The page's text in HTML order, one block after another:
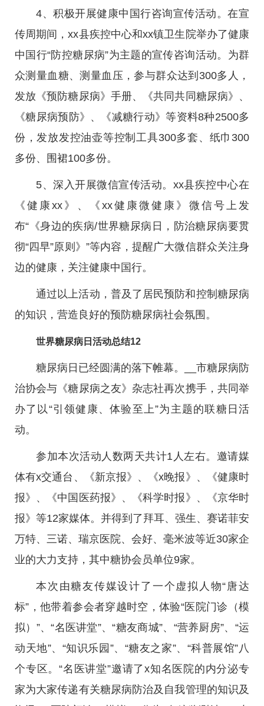
4、积极开展健康中国行咨询宣传活动。在宣
传周期间，xx县疾控中心和xx镇卫生院举办了健康
中国行“防控糖尿病”为主题的宣传咨询活动。为群
众测量血糖、测量血压，参与群众达到300多人，
发放《预防糖尿病》手册、《共同共同糖尿病》、
《糖尿病预防》、《减糖行动》等资料8种2500多
份，发放发控油壶等控制工具300多套、纸巾300
多份、围裙100多份。
5、深入开展微信宣传活动。xx县疾控中心在
《健康xx》、《xx健康微健康》微信号上发
布“《身边的疾病/世界糖尿病日，防治糖尿病要贯
彻“四早”原则》”等内容，提醒广大微信群众关注身
边的健康，关注健康中国行。
通过以上活动，普及了居民预防和控制糖尿病
的知识，营造良好的预防糖尿病社会氛围。
世界糖尿病日活动总结12
糖尿病日已经圆满的落下帷幕。__市糖尿病防
治协会与《糖尿病之友》杂志社再次携手，共同举
办了以“引领健康、体验至上”为主题的联糖日活
动。
参加本次活动人数两天共计1人左右。邀请媒
体有x交通台、《新京报》、《x晚报》、《健康时
报》、《中国医药报》、《科学时报》、《京华时
报》等12家媒体。并得到了拜耳、强生、赛诺菲安
万特、三诺、瑞京医院、会好、毫米波等近30家企
业的大力支持，其中糖协会员单位9家。
本次由糖友传媒设计了一个虚拟人物“唐达
标”，他带着参会者穿越时空，体验“医院门诊（模
拟）”、“名医讲堂”、“糖友商城”、“营养厨房”、“运
动天地”、“知识乐园”、“糖友之家”、“科普展馆”八
个专区。“名医讲堂”邀请了x知名医院的内分泌专
家为大家传递有关糖尿病防治及自我管理的知识及